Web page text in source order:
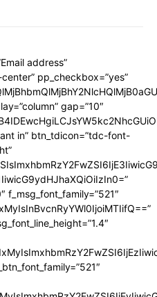
address”
pp_checkbox=”yes”
gap=”10″
in” btn_tdicon=”tdc-font-
f_msg_font_family=”521″